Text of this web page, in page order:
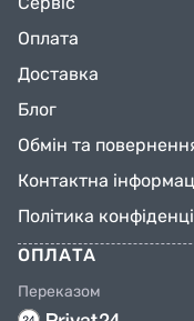
Оплата
Доставка
Блог
Обмін та
Контактна
Політика
ОПЛАТА
Переказом